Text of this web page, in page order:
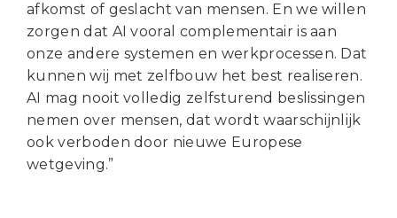
afkomst of geslacht van mensen. En we willen
zorgen dat AI vooral complementair is aan
onze andere systemen en werkprocessen. Dat
kunnen wij met zelfbouw het best realiseren.
AI mag nooit volledig zelfsturend beslissingen
nemen over mensen, dat wordt waarschijnlijk
ook verboden door nieuwe Europese
wetgeving.”